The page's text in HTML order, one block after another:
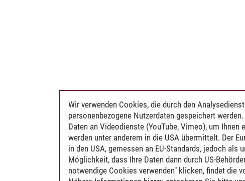
Wir verwenden Cookies, die durch den
personenbezogene Nutzerdaten gespeichert
Daten an Videodienste (YouTube, Vimeo), um
werden unter anderem in die USA übermittelt. Der
in den USA, gemessen an EU-Standards, jedoch
Möglichkeit, dass Ihre Daten dann durch US-
notwendige Cookies verwenden" klicken, findet die